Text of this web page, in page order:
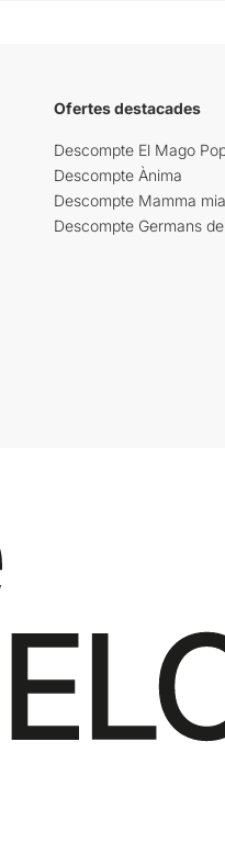
Ofertes destacades
Descompte El Mago
Descompte Ànima
Descompte Mamma mia
Descompte Germans